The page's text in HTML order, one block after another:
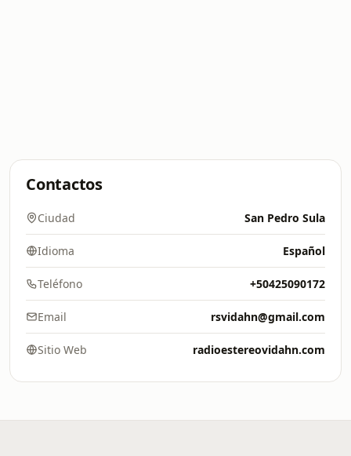
Contactos
Ciudad San Pedro Sula
Idioma Español
Teléfono +50425090172
Email rsvidahn@gmail.com
Sitio Web radioestereovidahn.com